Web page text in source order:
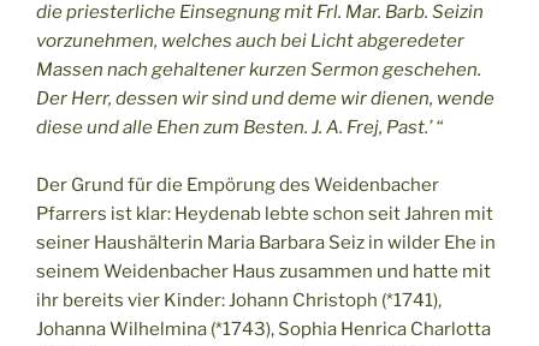
die priesterliche Einsegnung mit Frl. Mar. Barb. Seizin
vorzunehmen, welches auch bei Licht abgeredeter
Massen nach gehaltener kurzen Sermon geschehen.
Der Herr, dessen wir sind und deme wir dienen, wende
diese und alle Ehen zum Besten. J. A. Frej, Past.’ “
Der Grund für die Empörung des Weidenbacher
Pfarrers ist klar: Heydenab lebte schon seit Jahren mit
seiner Haushälterin Maria Barbara Seiz in wilder Ehe in
seinem Weidenbacher Haus zusammen und hatte mit
ihr bereits vier Kinder: Johann Christoph (*1741),
Johanna Wilhelmina (*1743), Sophia Henrica Charlotta